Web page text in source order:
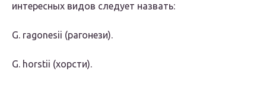
интересных видов следует назвать:
G. ragonesii (рагонези).
G. horstii (хорсти).